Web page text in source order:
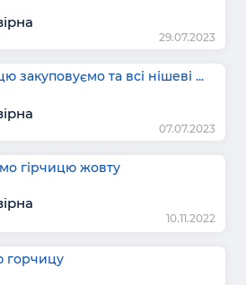
29.07.2023
закуповуємо та всі нішеві ...
07.07.2023
гірчицю жовту
10.11.2022
горчицу